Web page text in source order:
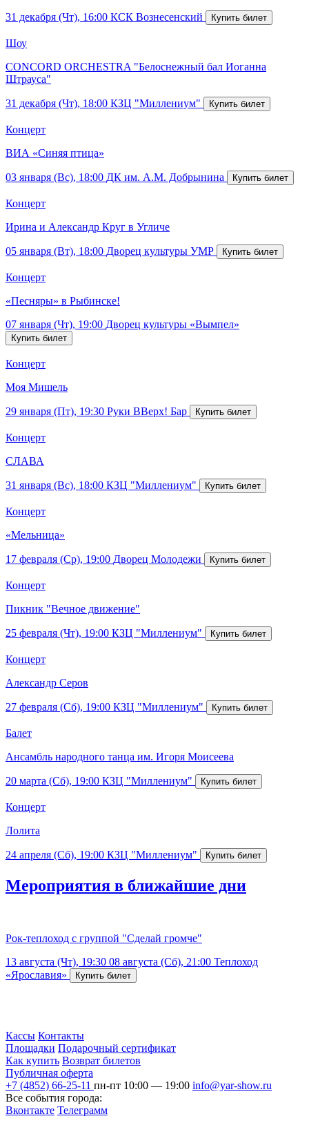
31 декабря (Чт), 16:00 КСК Вознесенский
Шоу
CONCORD ORCHESTRA "Белоснежный бал Иоганна
Штрауса"
31 декабря (Чт), 18:00 КЗЦ "Миллениум"
Концерт
ВИА «Синяя птица»
03 января (Вс), 18:00 ДК им. А.М. Добрынина
Концерт
Ирина и Александр Круг в Угличе
05 января (Вт), 18:00 Дворец культуры УМР
Концерт
«Песняры» в Рыбинске!
07 января (Чт), 19:00 Дворец культуры «Вымпел»
Концерт
Моя Мишель
29 января (Пт), 19:30 Руки ВВерх! Бар
Концерт
СЛАВА
31 января (Вс), 18:00 КЗЦ "Миллениум"
Концерт
«Мельница»
17 февраля (Ср), 19:00 Дворец Молодежи
Концерт
Пикник "Вечное движение"
25 февраля (Чт), 19:00 КЗЦ "Миллениум"
Концерт
Александр Серов
27 февраля (Сб), 19:00 КЗЦ "Миллениум"
Балет
Ансамбль народного танца им. Игоря Моисеева
20 марта (Сб), 19:00 КЗЦ "Миллениум"
Концерт
Лолита
24 апреля (Сб), 19:00 КЗЦ "Миллениум"
Мероприятия в ближайшие дни
Рок-теплоход с группой "Сделай громче"
13 августа (Чт), 19:30 08 августа (Сб), 21:00 Теплоход
«Ярославия»
Кассы Контакты
Площадки Подарочный сертификат
Как купить Возврат билетов
Публичная оферта
+7 (4852) 66-25-11 пн-пт 10:00 — 19:00 info@yar-show.ru
Все события города:
Вконтакте Телеграмм